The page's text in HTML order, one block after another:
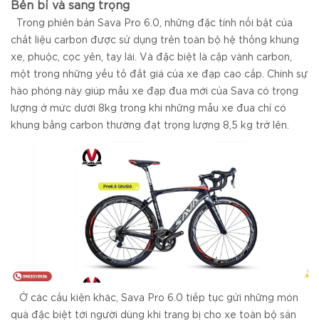
Bền bỉ và sang trọng
rong phiên bản Sava Pro 6.0, những đặc tính nổi bật của
chất liệu carbon được sử dụng trên toàn bộ hệ thống khung
xe, phuộc, cọc yên, tay lái. Và đặc biệt là cặp vành carbon,
một trong những yếu tố đắt giá của xe đạp cao cấp. Chính sự
hào phóng này giúp mẫu xe đạp đua mới của Sava có trọng
lượng ở mức dưới 8kg trong khi những mẫu xe đua chỉ có
khung bằng carbon thường đạt trọng lượng 8,5 kg trở lên.
Ở các cấu kiện khác, Sava Pro 6.0 tiếp tục gửi những món
quà đặc biệt tới người dùng khi trang bị cho xe toàn bộ sản